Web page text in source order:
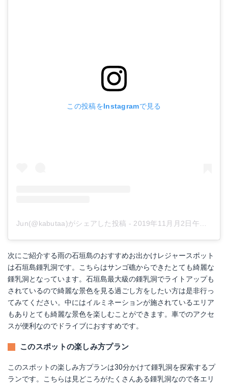
この投稿をInstagramで見る
Jun(@kabutaa)がシェアした投稿 - 2019年11月月2日午前6時22分PDT
次にご紹介する雨の石垣島のおすすめお出かけレジャースポット
は石垣島鍾乳洞です。こちらはサンゴ礁からできたとても綺麗な
鍾乳洞となっています。石垣島最大級の鍾乳洞でライトアップも
されているので綺麗な景色を見る過ごし方をしたい方は是非行っ
てみてください。中にはイルミネーションが施されているエリア
もありとても綺麗な景色を楽しむことができます。車でのアクセ
スが便利なのでドライブにおすすめです。
このスポットの楽しみ方プラン
このスポットの楽しみ方プランは30分かけて鍾乳洞を探索するプ
ランです。こちらは見どころがたくさんある鍾乳洞なので各エリ